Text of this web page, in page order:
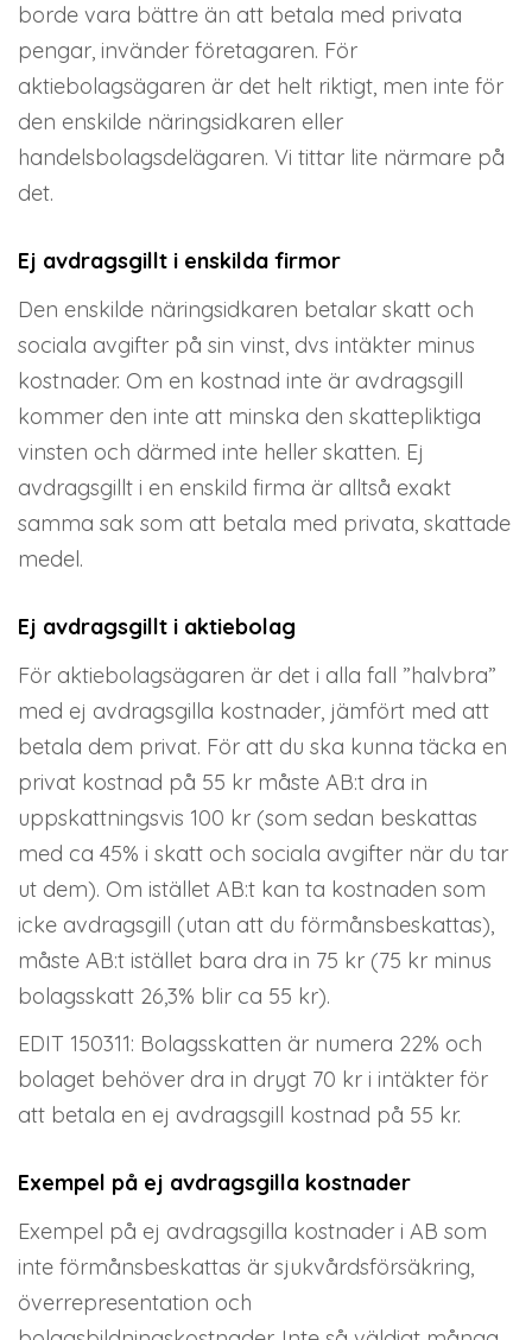
borde vara bättre än att betala med privata
pengar, invänder företagaren. För
aktiebolagsägaren är det helt riktigt, men inte för
den enskilde näringsidkaren eller
handelsbolagsdelägaren. Vi tittar lite närmare på
det.
Ej avdragsgillt i enskilda firmor
Den enskilde näringsidkaren betalar skatt och
sociala avgifter på sin vinst, dvs intäkter minus
kostnader. Om en kostnad inte är avdragsgill
kommer den inte att minska den skattepliktiga
vinsten och därmed inte heller skatten. Ej
avdragsgillt i en enskild firma är alltså exakt
samma sak som att betala med privata, skattade
medel.
Ej avdragsgillt i aktiebolag
För aktiebolagsägaren är det i alla fall ”halvbra”
med ej avdragsgilla kostnader, jämfört med att
betala dem privat. För att du ska kunna täcka en
privat kostnad på 55 kr måste AB:t dra in
uppskattningsvis 100 kr (som sedan beskattas
med ca 45% i skatt och sociala avgifter när du tar
ut dem). Om istället AB:t kan ta kostnaden som
icke avdragsgill (utan att du förmånsbeskattas),
måste AB:t istället bara dra in 75 kr (75 kr minus
bolagsskatt 26,3% blir ca 55 kr).
EDIT 150311: Bolagsskatten är numera 22% och
bolaget behöver dra in drygt 70 kr i intäkter för
att betala en ej avdragsgill kostnad på 55 kr.
Exempel på ej avdragsgilla kostnader
Exempel på ej avdragsgilla kostnader i AB som
inte förmånsbeskattas är sjukvårdsförsäkring,
överrepresentation och